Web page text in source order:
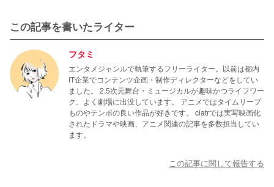
この記事を書いたライター
フタミ
エンタメジャンルで執筆するフリーライター。以前は都内
IT企業でコンテンツ企画・制作ディレクターなどをしてい
ました。 2.5次元舞台・ミュージカルが趣味かつライフワー
ク。よく劇場に出没しています。 アニメではタイムリープ
ものやテンポの良い作品が好きです。 ciatrでは実写映画化
されたドラマや映画、アニメ関連の記事を多数担当してい
ます。
この記事に関して報告する